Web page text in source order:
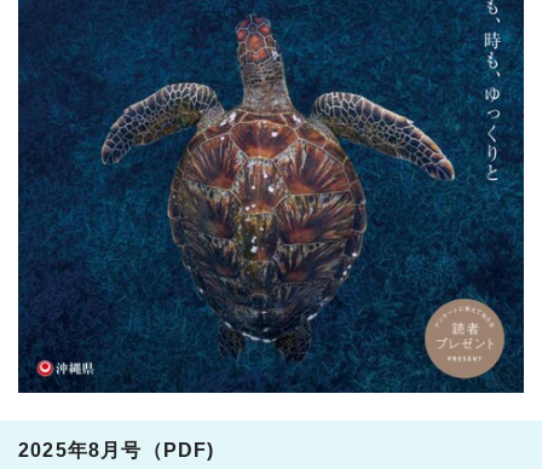
2025年8月号（PDF)